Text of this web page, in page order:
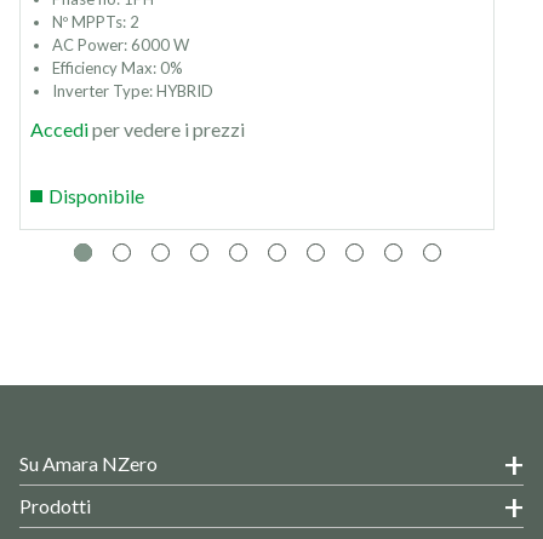
Nº MPPTs: 2
AC Power: 6000 W
Efficiency Max: 0%
Inverter Type: HYBRID
Accediper vedere i prezzi
Disponibile
Su Amara NZero
Prodotti